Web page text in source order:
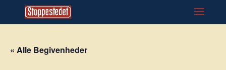
« Alle Begivenheder